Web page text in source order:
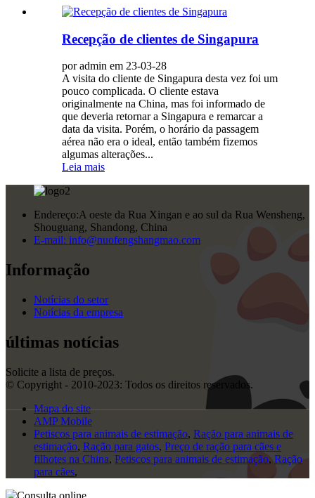
Recepção de clientes de Singapura
por admin em 23-03-28
A visita do cliente de Singapura desta vez foi um
pouco complicada. O cliente estava
originalmente na China, mas foi informado de
que deveria retornar a Singapura e remarcar a
data da visita. Porém, o horário da passagem
aérea não era o ideal, então também fizemos
algumas alterações...
Leia mais
Endereço:A oeste da Rua Xingan e ao sul da Rua Wensheng,
Shouguang, Shandong, China
E-mail: info@nuofengshangmao.com
Informação
Notícias do setor
Notícias da empresa
últimas notícias
Solicite a lista de preços.
© Copyright - 2010-2023: Todos os direitos reservados.
Mapa do site
AMP Mobile
Petiscos para animais de estimação, Ração para animais de
estimação, Ração para gatos, Preço de ração para cães e
filhotes na China, Petiscos para animais de estimação, Ração
para cães,